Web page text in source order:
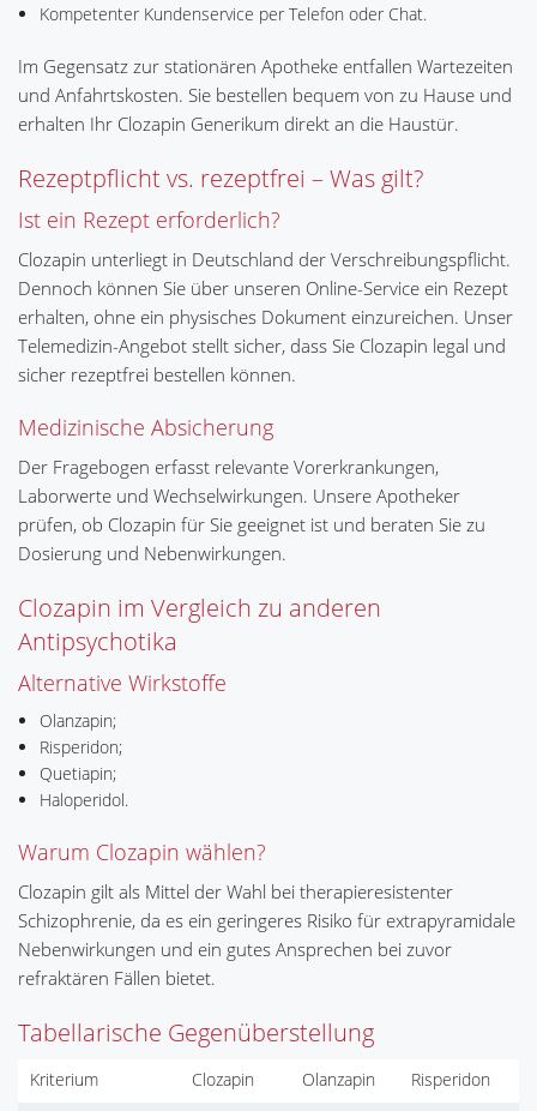
Kompetenter Kundenservice per Telefon oder Chat.
Im Gegensatz zur stationären Apotheke entfallen Wartezeiten
und Anfahrtskosten. Sie bestellen bequem von zu Hause und
erhalten Ihr Clozapin Generikum direkt an die Haustür.
Rezeptpflicht vs. rezeptfrei – Was gilt?
Ist ein Rezept erforderlich?
Clozapin unterliegt in Deutschland der Verschreibungspflicht.
Dennoch können Sie über unseren Online-Service ein Rezept
erhalten, ohne ein physisches Dokument einzureichen. Unser
Telemedizin-Angebot stellt sicher, dass Sie Clozapin legal und
sicher rezeptfrei bestellen können.
Medizinische Absicherung
Der Fragebogen erfasst relevante Vorerkrankungen,
Laborwerte und Wechselwirkungen. Unsere Apotheker
prüfen, ob Clozapin für Sie geeignet ist und beraten Sie zu
Dosierung und Nebenwirkungen.
Clozapin im Vergleich zu anderen
Antipsychotika
Alternative Wirkstoffe
Olanzapin;
Risperidon;
Quetiapin;
Haloperidol.
Warum Clozapin wählen?
Clozapin gilt als Mittel der Wahl bei therapieresistenter
Schizophrenie, da es ein geringeres Risiko für extrapyramidale
Nebenwirkungen und ein gutes Ansprechen bei zuvor
refraktären Fällen bietet.
Tabellarische Gegenüberstellung
Kriterium Clozapin Olanzapin
Risperidon